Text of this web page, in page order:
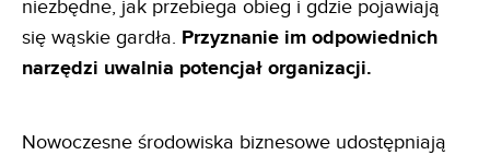
niezbędne, jak przebiega obieg i gdzie pojawiają
się wąskie gardła. Przyznanie im odpowiednich
narzędzi uwalnia potencjał organizacji.
Nowoczesne środowiska biznesowe udostępniają